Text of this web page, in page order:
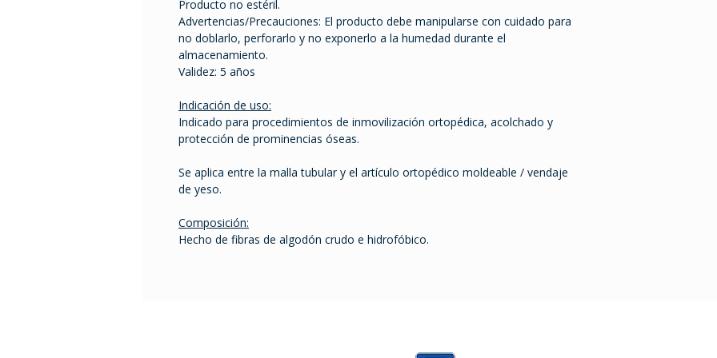
Producto no estéril.
Advertencias/Precauciones: El producto debe manipularse con cuidado para
no doblarlo, perforarlo y no exponerlo a la humedad durante el
almacenamiento.
Validez: 5 años
Indicación de uso:
Indicado para procedimientos de inmovilización ortopédica, acolchado y
protección de prominencias óseas.
Se aplica entre la malla tubular y el artículo ortopédico moldeable / vendaje
de yeso.
Composición:
Hecho de fibras de algodón crudo e hidrofóbico.